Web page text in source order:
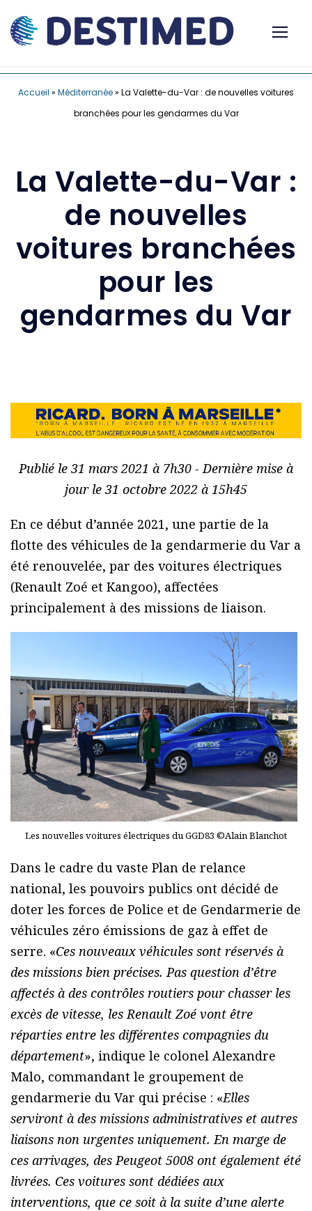
Accueil » Méditerranée» La Valette-du-Var : de nouvelles voitures
branchées pour les gendarmes du Var
La Valette-du-Var :
de nouvelles
voitures branchées
pour les
gendarmes du Var
Publié le 31 mars 2021 à 7h30 - Dernière mise à
jour le 31 octobre 2022 à 15h45
En ce début d’année 2021, une partie de la
flotte des véhicules de la gendarmerie du Var a
été renouvelée, par des voitures électriques
(Renault Zoé et Kangoo), affectées
principalement à des missions de liaison.
Les nouvelles voitures électriques du GGD83 ©Alain Blanchot
Dans le cadre du vaste Plan de relance
national, les pouvoirs publics ont décidé de
doter les forces de Police et de Gendarmerie de
véhicules zéro émissions de gaz à effet de
serre. «Ces nouveaux véhicules sont réservés à
des missions bien précises. Pas question d’être
affectés à des contrôles routiers pour chasser les
excès de vitesse, les Renault Zoé vont être
réparties entre les différentes compagnies du
département», indique le colonel Alexandre
Malo, commandant le groupement de
gendarmerie du Var qui précise : «Elles
serviront à des missions administratives et autres
liaisons non urgentes uniquement. En marge de
ces arrivages, des Peugeot 5008 ont également été
livrées. Ces voitures sont dédiées aux
interventions, que ce soit à la suite d’une alerte